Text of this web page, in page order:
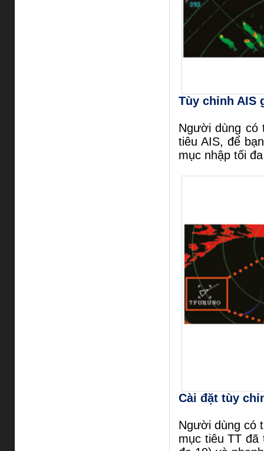
Tùy chỉnh AIS
Người dùng có
tiêu AIS, để
mục nhập tối
Cài đặt tùy
Người dùng có
mục tiêu TT